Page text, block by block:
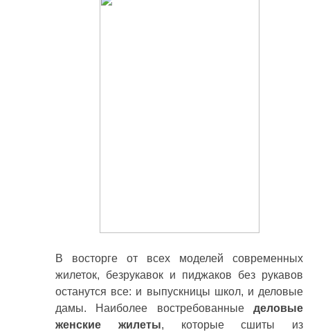
В восторге от всех моделей современных
жилеток, безрукавок и пиджаков без рукавов
останутся все: и выпускницы школ, и деловые
дамы. Наиболее востребованные деловые
женские жилеты, которые сшиты из